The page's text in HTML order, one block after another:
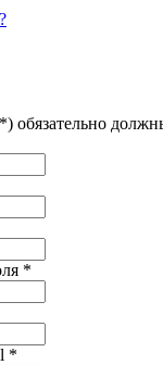
обязательно
*
*